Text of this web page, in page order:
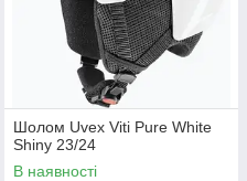
Шолом Uvex Viti Pure White
Shiny 23/24
В наявності